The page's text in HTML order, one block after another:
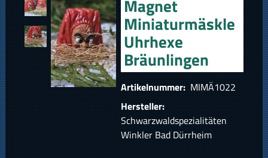
Magnet
Miniaturmäskle
Uhrhexe
Bräunlingen
Artikelnummer: MIMÄ1022
Hersteller:
Schwarzwaldspezialitäten
Winkler Bad Dürrheim